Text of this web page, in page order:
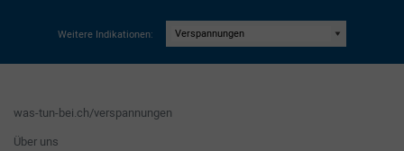
Weitere Indikationen:
was-tun-bei.ch/verspannungen
Über uns